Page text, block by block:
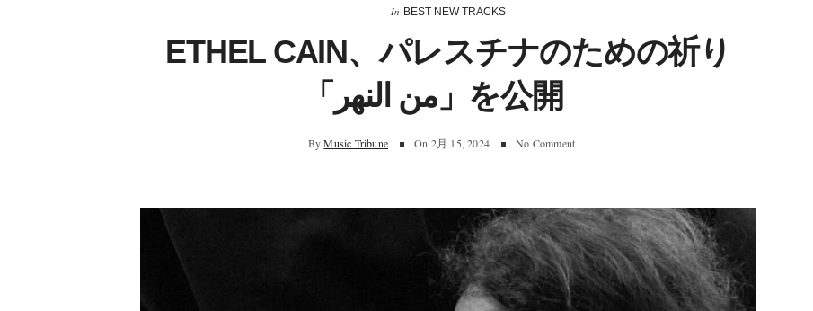
In BEST NEW TRACKS
ETHEL CAIN、パレスチナのための祈り
「من النهر」を公開
By Music Tribune On 2月 15, 2024 No Comment